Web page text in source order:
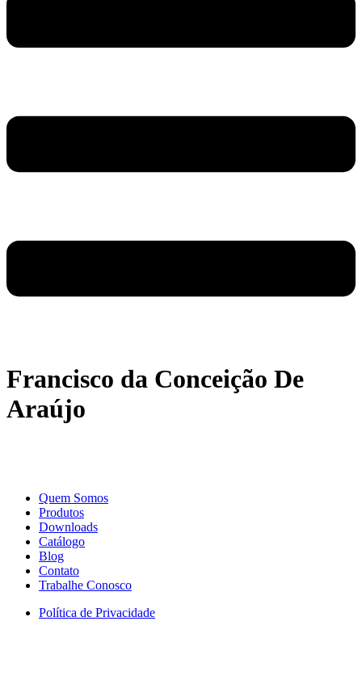
Francisco da Conceição De
Araújo
Quem Somos
Produtos
Downloads
Catálogo
Blog
Contato
Trabalhe Conosco
Política de Privacidade